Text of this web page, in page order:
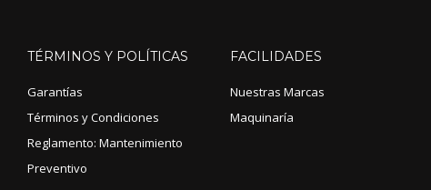
TÉRMINOS Y POLÍTICAS
Garantías
Términos y Condiciones
Reglamento: Mantenimiento
Preventivo
FACILIDADES
Nuestras Marcas
Maquinaría